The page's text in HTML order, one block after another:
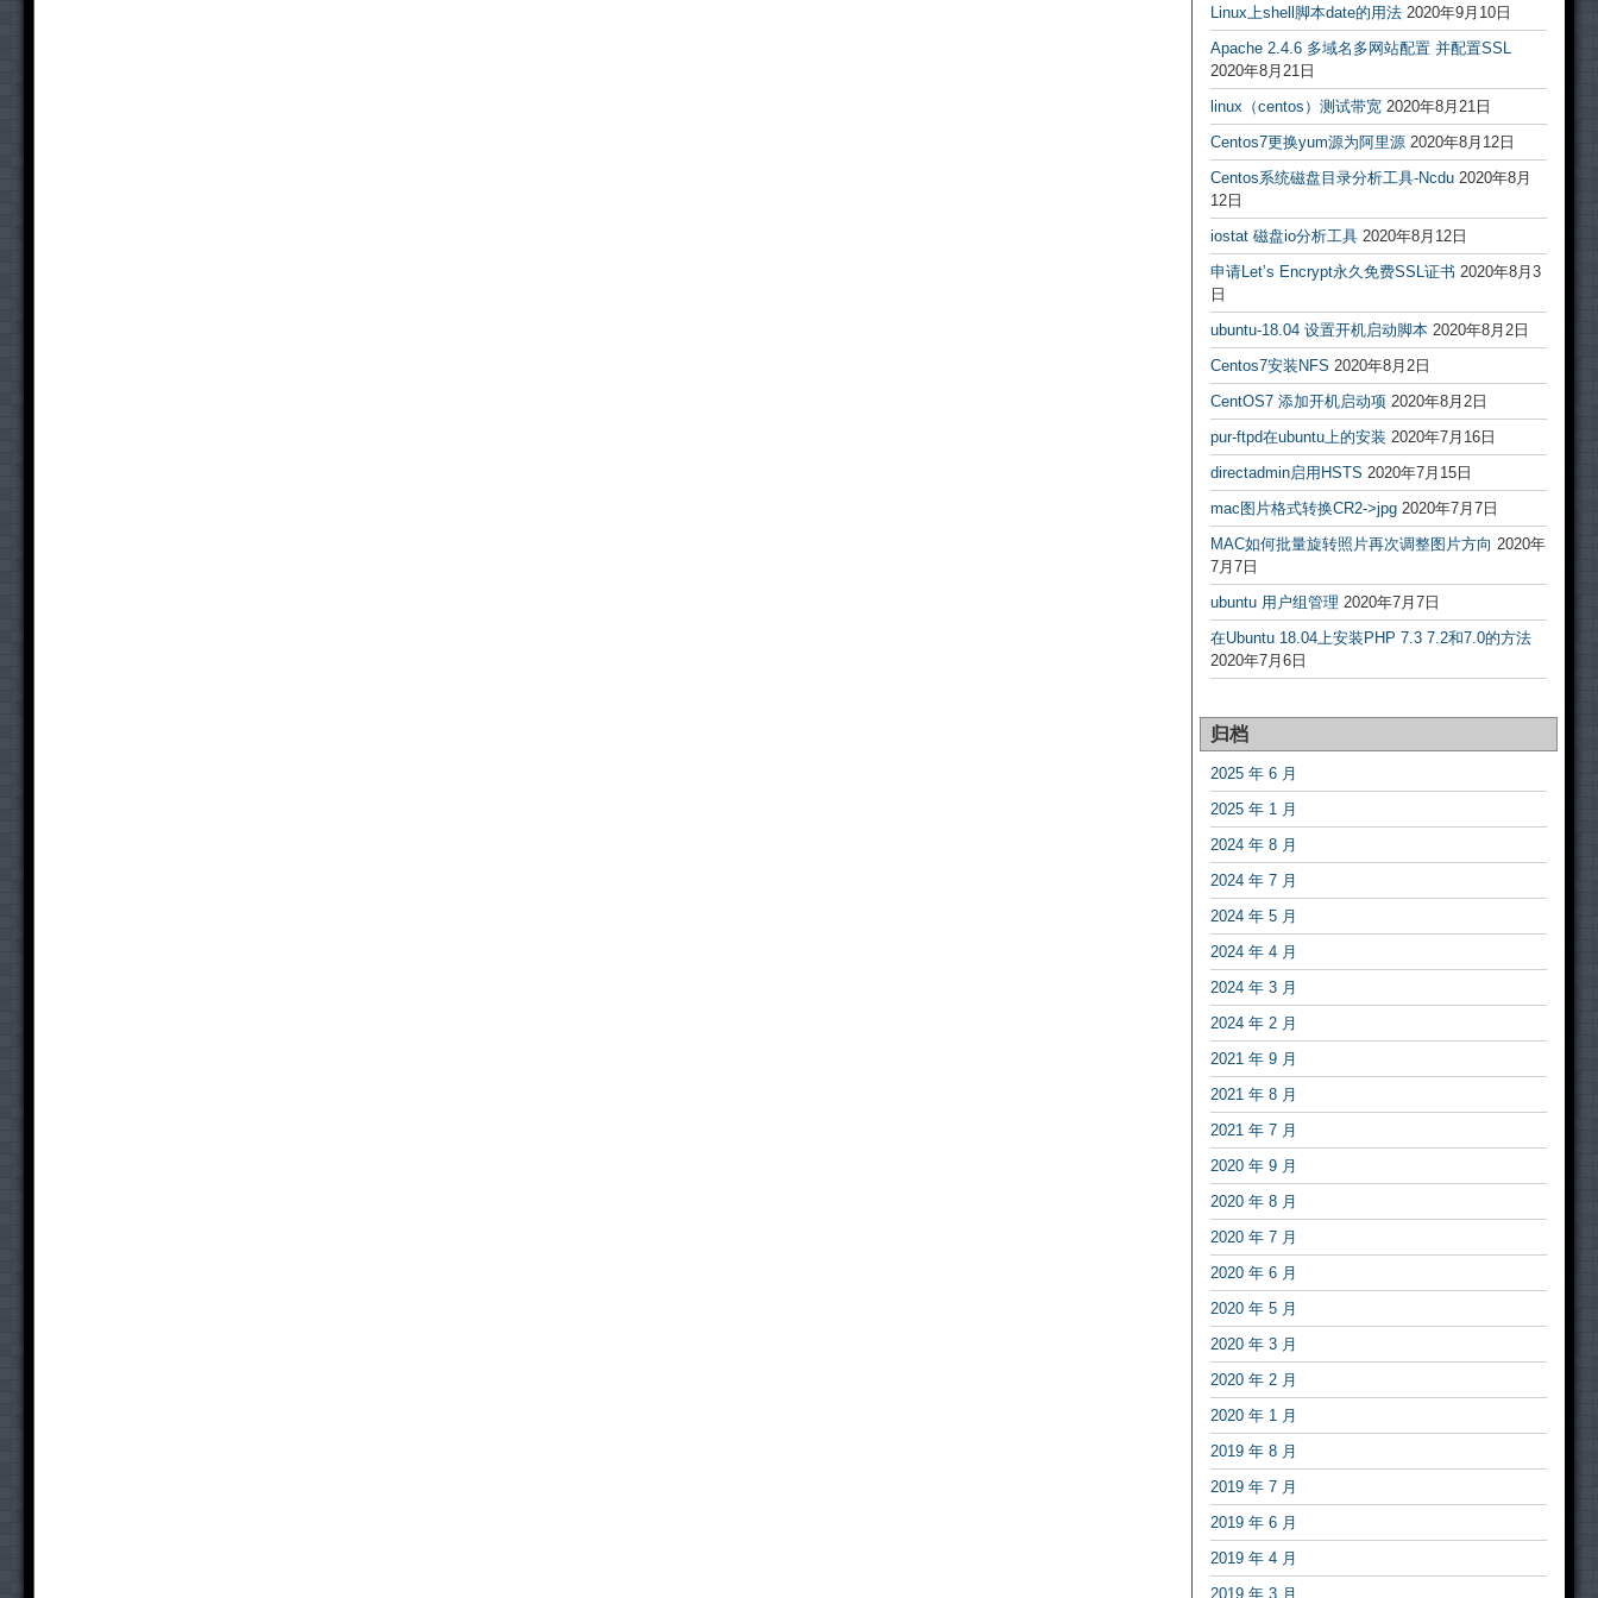
Linux上shell脚本date的用法 2020年9月10日
Apache 2.4.6 多域名多网站配置 并配置SSL
2020年8月21日
linux（centos）测试带宽 2020年8月21日
Centos7更换yum源为阿里源 2020年8月12日
Centos系统磁盘目录分析工具-Ncdu 2020年8月
12日
iostat 磁盘io分析工具 2020年8月12日
申请Let’s Encrypt永久免费SSL证书 2020年8月3
日
ubuntu-18.04 设置开机启动脚本 2020年8月2日
Centos7安装NFS 2020年8月2日
CentOS7 添加开机启动项 2020年8月2日
pur-ftpd在ubuntu上的安装 2020年7月16日
directadmin启用HSTS 2020年7月15日
mac图片格式转换CR2->jpg 2020年7月7日
MAC如何批量旋转照片再次调整图片方向 2020年
7月7日
ubuntu 用户组管理 2020年7月7日
在Ubuntu 18.04上安装PHP 7.3 7.2和7.0的方法
2020年7月6日
归档
2025 年 6 月
2025 年 1 月
2024 年 8 月
2024 年 7 月
2024 年 5 月
2024 年 4 月
2024 年 3 月
2024 年 2 月
2021 年 9 月
2021 年 8 月
2021 年 7 月
2020 年 9 月
2020 年 8 月
2020 年 7 月
2020 年 6 月
2020 年 5 月
2020 年 3 月
2020 年 2 月
2020 年 1 月
2019 年 8 月
2019 年 7 月
2019 年 6 月
2019 年 4 月
2019 年 3 月